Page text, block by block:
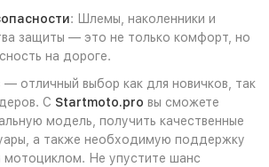
: Шлемы, наколенники и
защиты — это не только комфорт, но
на дороге.
— отличный выбор как для новичков, так
С Startmoto.pro вы сможете
модель, получить качественные
а также необходимую поддержку
Не упустите шанс